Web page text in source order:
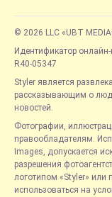
© 2026 LLC «UBT
Идентификатор
R40-05347
Styler является
рассказывающим о
новостей.
Фотографии,
правообладателям.
Images, допускается
разрешения
логотипом «Styler» или
использоваться на